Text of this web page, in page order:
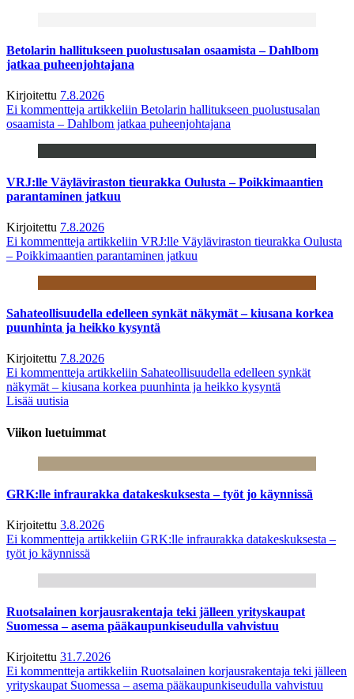
Betolarin hallitukseen puolustusalan osaamista – Dahlbom
jatkaa puheenjohtajana
Kirjoitettu 7.8.2026
Ei kommentteja artikkeliin Betolarin hallitukseen puolustusalan
osaamista – Dahlbom jatkaa puheenjohtajana
VRJ:lle Väyläviraston tieurakka Oulusta – Poikkimaantien
parantaminen jatkuu
Kirjoitettu 7.8.2026
Ei kommentteja artikkeliin VRJ:lle Väyläviraston tieurakka Oulusta
– Poikkimaantien parantaminen jatkuu
Sahateollisuudella edelleen synkät näkymät – kiusana korkea
puunhinta ja heikko kysyntä
Kirjoitettu 7.8.2026
Ei kommentteja artikkeliin Sahateollisuudella edelleen synkät
näkymät – kiusana korkea puunhinta ja heikko kysyntä
Lisää uutisia
Viikon luetuimmat
GRK:lle infraurakka datakeskuksesta – työt jo käynnissä
Kirjoitettu 3.8.2026
Ei kommentteja artikkeliin GRK:lle infraurakka datakeskuksesta –
työt jo käynnissä
Ruotsalainen korjausrakentaja teki jälleen yrityskaupat
Suomessa – asema pääkaupunkiseudulla vahvistuu
Kirjoitettu 31.7.2026
Ei kommentteja artikkeliin Ruotsalainen korjausrakentaja teki jälleen
yrityskaupat Suomessa – asema pääkaupunkiseudulla vahvistuu